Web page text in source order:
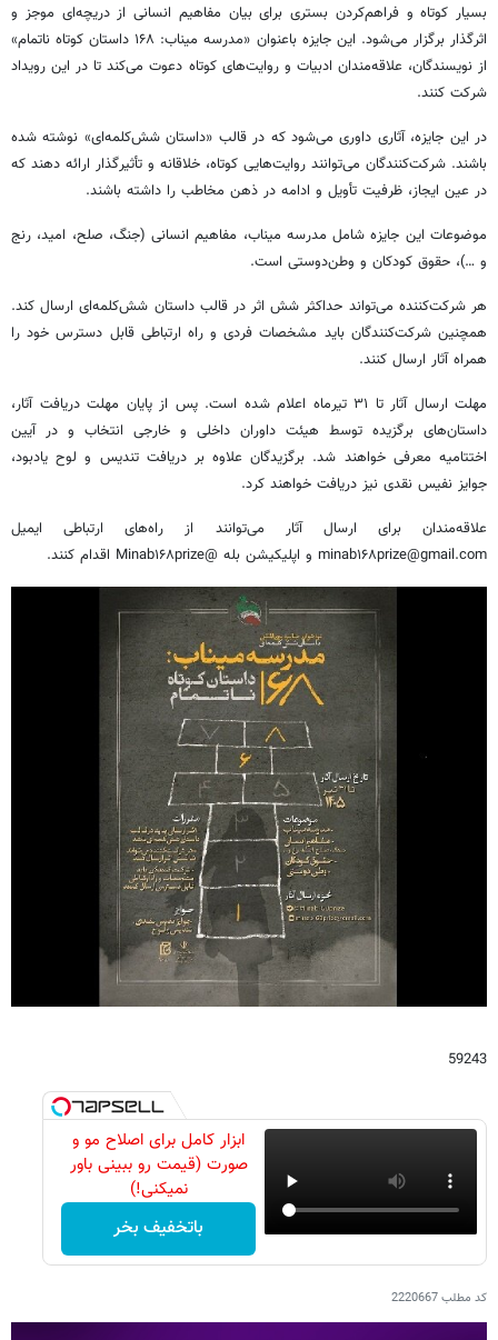
بسیار کوتاه و فراهم‌کردن بستری برای بیان مفاهیم انسانی از دریچه‌ای موجز و
اثرگذار برگزار می‌شود. این جایزه باعنوان «مدرسه میناب: ۱۶۸ داستان کوتاه ناتمام»
از نویسندگان، علاقه‌مندان ادبیات و روایت‌های کوتاه دعوت می‌کند تا در این رویداد
شرکت کنند.
در این جایزه، آثاری داوری می‌شود که در قالب «داستان شش‌کلمه‌ای» نوشته شده
باشند. شرکت‌کنندگان می‌توانند روایت‌هایی کوتاه، خلاقانه و تأثیرگذار ارائه دهند که
در عین ایجاز، ظرفیت تأویل و ادامه در ذهن مخاطب را داشته باشند.
موضوعات این جایزه شامل مدرسه میناب، مفاهیم انسانی (جنگ، صلح، امید، رنج
و …)، حقوق کودکان و وطن‌دوستی است.
هر شرکت‌کننده می‌تواند حداکثر شش اثر در قالب داستان شش‌کلمه‌ای ارسال کند.
همچنین شرکت‌کنندگان باید مشخصات فردی و راه ارتباطی قابل دسترس خود را
همراه آثار ارسال کنند.
مهلت ارسال آثار تا ۳۱ تیرماه اعلام شده است. پس از پایان مهلت دریافت آثار،
داستان‌های برگزیده توسط هیئت داوران داخلی و خارجی انتخاب و در آیین
اختتامیه معرفی خواهند شد. برگزیدگان علاوه بر دریافت تندیس و لوح یادبود،
جوایز نفیس نقدی نیز دریافت خواهند کرد.
علاقه‌مندان برای ارسال آثار می‌توانند از راه‌های ارتباطی ایمیل
minab۱۶۸prize@gmail.com و اپلیکیشن بله @Minab۱۶۸prize اقدام کنند.
59243
ابزار کامل برای اصلاح مو و
صورت (قیمت رو ببینی باور
نمیکنی!)
باتخفیف بخر
کد مطلب2220667